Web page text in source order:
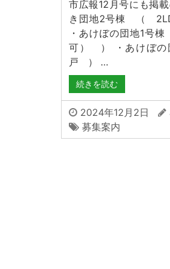
市広報12月号にも掲
き団地2号棟 （
・あけぼの団地1
可） ） ・あけぼ
戸 ） …
続きを読む
2024年12月2日
募集案内